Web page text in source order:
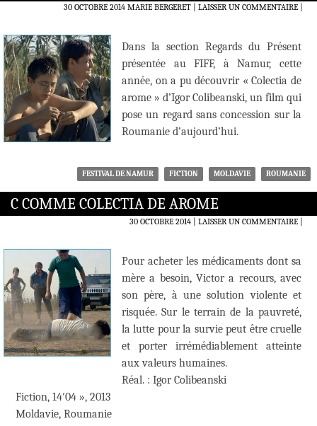
30 OCTOBRE 2014 MARIE BERGERET LAISSER UN COMMENTAIRE|
Dans la section Regards du Présent
présentée au FIFF, à Namur, cette
année, on a pu découvrir « Colectia de
arome » d’Igor Colibeanski, un film qui
pose un regard sans concession sur la
Roumanie d’aujourd’hui.
FESTIVAL DE NAMUR FICTION MOLDAVIE ROUMANIE
C COMME COLECTIA DE AROME
30 OCTOBRE 2014 LAISSER UN COMMENTAIRE|
Pour acheter les médicaments dont sa
mère a besoin, Victor a recours, avec
son père, à une solution violente et
risquée. Sur le terrain de la pauvreté,
la lutte pour la survie peut être cruelle
et porter irrémédiablement atteinte
aux valeurs humaines.
Réal. : Igor Colibeanski
Fiction, 14′04 », 2013
Moldavie, Roumanie